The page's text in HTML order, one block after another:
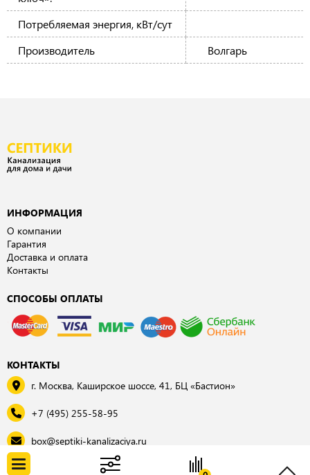
Потребляемая энергия, кВт/сут
Производитель
Волгарь
ИНФОРМАЦИЯ
О компании
Гарантия
Доставка и оплата
Контакты
СПОСОБЫ ОПЛАТЫ
КОНТАКТЫ
г. Москва, Каширское шоссе, 41, БЦ «Бастион»
+7 (495) 255-58-95
box@septiki-kanalizaciya.ru